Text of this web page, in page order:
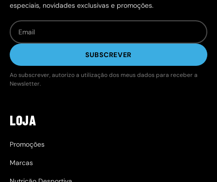
especiais, novidades exclusivas e promoções.
SUBSCREVER
Ao subscrever, autorizo a utilização dos meus dados para receber a
Newsletter.
LOJA
Promoções
Marcas